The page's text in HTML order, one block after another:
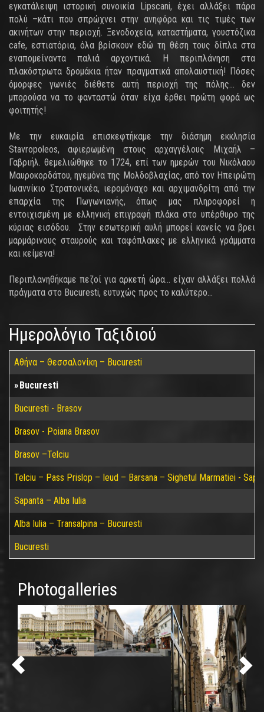
εγκατάλειψη ιστορική συνοικία Lipscani, έχει αλλάξει πάρα
πολύ –κάτι που σπρώχνει στην ανηφόρα και τις τιμές των
ακινήτων στην περιοχή. Ξενοδοχεία, καταστήματα, γουστόζικα
cafe, εστιατόρια, όλα βρίσκουν εδώ τη θέση τους δίπλα στα
εναπομείναντα παλιά αρχοντικά. Η περιπλάνηση στα
πλακόστρωτα δρομάκια ήταν πραγματικά απολαυστική! Πόσες
όμορφες γωνιές διέθετε αυτή περιοχή της πόλης… δεν
μπορούσα να το φανταστώ όταν είχα έρθει πρώτη φορά ως
φοιτητής!
Με την ευκαιρία επισκεφτήκαμε την διάσημη εκκλησία
Stavropoleos, αφιερωμένη στους αρχαγγέλους Μιχαήλ –
Γαβριήλ. θεμελιώθηκε το 1724, επί των ημερών του Νικόλαου
Μαυροκορδάτου, ηγεμόνα της Μολδοβλαχίας, από τον Ηπειρώτη
Ιωαννίκιο Στρατονικέα, ιερομόναχο και αρχιμανδρίτη από την
επαρχία της Πωγωνιανής, όπως μας πληροφορεί η
εντοιχισμένη με ελληνική επιγραφή πλάκα στο υπέρθυρο της
κύριας εισόδου. Στην εσωτερική αυλή μπορεί κανείς να βρει
μαρμάρινους σταυρούς και ταφόπλακες με ελληνικά γράμματα
και κείμενα!
Περιπλανηθήκαμε πεζοί για αρκετή ώρα… είχαν αλλάξει πολλά
πράγματα στο Bucuresti, ευτυχώς προς το καλύτερο…
Ημερολόγιο Ταξιδιού
Αθήνα – Θεσσαλονίκη – Bucuresti
Bucuresti
Bucuresti - Brasov
Brasov - Poiana Brasov
Brasov –Telciu
Telciu – Pass Prislop – Ieud – Barsana – Sighetul Marmatiei -
Sapanta – Alba Iulia
Alba Iulia – Transalpina – Bucuresti
Bucuresti
Photogalleries